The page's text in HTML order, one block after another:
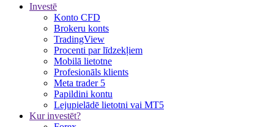
Investē
Konto CFD
Brokeru konts
TradingView
Procenti par līdzekļiem
Mobilā lietotne
Profesionāls klients
Meta trader 5
Papildini kontu
Lejupielādē lietotni vai MT5
Kur investēt?